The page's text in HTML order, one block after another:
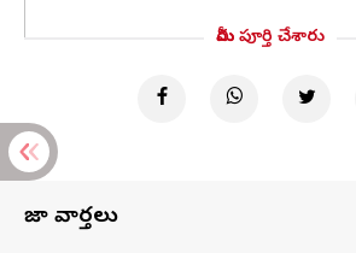
మీరు పూర్తి చేశారు
తాజా వార్తలు